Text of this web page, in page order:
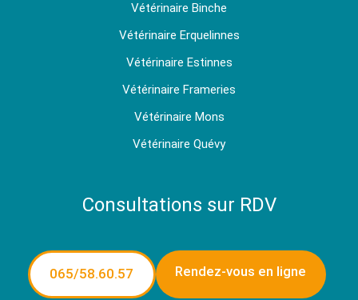
Vétérinaire Binche
Vétérinaire Erquelinnes
Vétérinaire Estinnes
Vétérinaire Frameries
Vétérinaire Mons
Vétérinaire Quévy
Consultations sur RDV
065/58.60.57 Rendez-vous en ligne